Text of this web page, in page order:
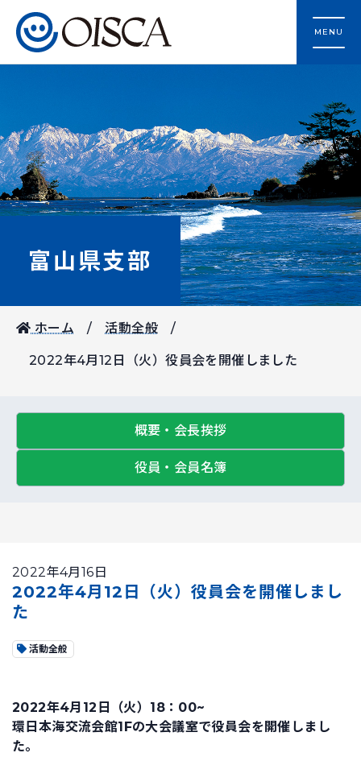
MENU
富山県支部
ホーム 活動全般
2022年4月12日（火）役員会を開催しました
概要・会長挨拶
役員・会員名簿
2022年4月16日
2022年4月12日（火）役員会を開催しまし
た
活動全般
2022年4月12日（火）18：00~
環日本海交流会館1Fの大会議室で役員会を開催しまし
た。